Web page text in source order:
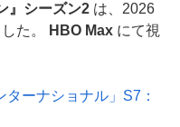
』シーズン2 は、2026
た。
HBO Max にて視
ターナショナル」S7：